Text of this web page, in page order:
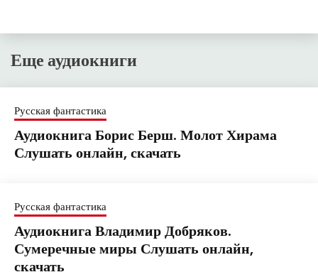
Еще аудиокниги
Русская фантастика
Аудиокнига Борис Берш. Молот Хирама
Слушать онлайн, скачать
Русская фантастика
Аудиокнига Владимир Добряков.
Сумеречные миры Слушать онлайн,
скачать